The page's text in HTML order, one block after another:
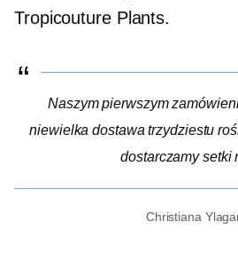
Tropicouture Plants.
Naszym pierwszym
niewielka dostawa trzydziestu
dostarczamy setki
Christiana